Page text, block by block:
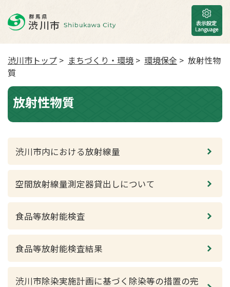
渋川市トップ > まちづくり・環境 > 環境保全 > 放射性物
質
放射性物質
渋川市内における放射線量
空間放射線量測定器貸出しについて
食品等放射能検査
食品等放射能検査結果
渋川市除染実施計画に基づく除染等の措置の完